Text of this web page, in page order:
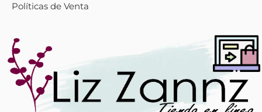
Políticas de Venta